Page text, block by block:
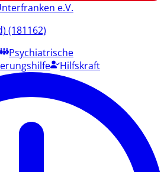
e.V.
(181162)
Psychiatrische
Hilfskraft